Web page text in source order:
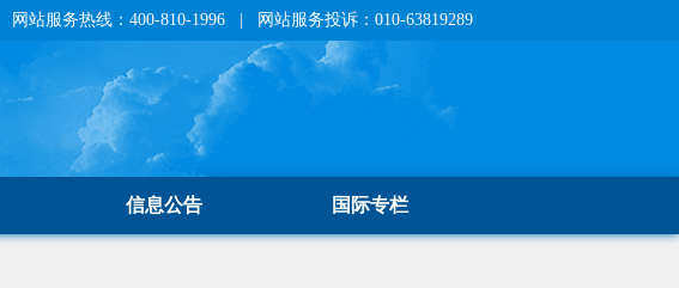
网站服务热线：400-810-1996 | 网站服务投诉：010-63819289
信息公告 国际专栏